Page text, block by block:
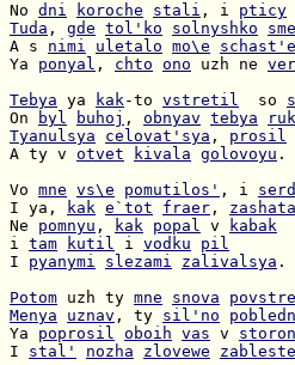
No dni koroche stali , i pticy
Tuda , gde tol'ko solnyshko
A s nimi uletalo mo\e schast'e
Ya ponyal , chto ono uzh ne
Tebya ya kak-to vstretil
  so
On
byl buhoj , obnyav tebya
Tyanulsya
celovat'sya , prosil
A ty v otvet kivala golovoyu .
Vo mne vs\e pomutilos' , i
I ya,
kak e`tot fraer ,
Ne pomnyu , kak popal v
kabak
i tam kutil i vodku
pil
I pyanymi slezami zalivalsya .
Potom uzh ty mne snova
Menya
uznav , ty sil'no
Ya poprosil oboih vas v
I stal' nozha zlovewe